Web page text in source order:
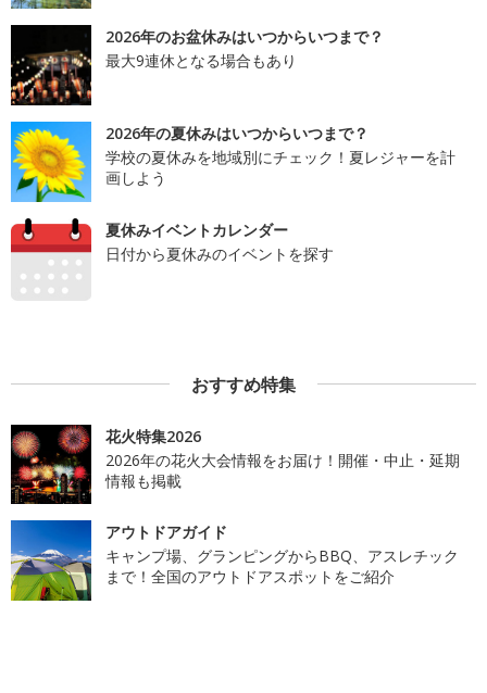
2026年のお盆休みはいつからいつまで？
最大9連休となる場合もあり
2026年の夏休みはいつからいつまで？
学校の夏休みを地域別にチェック！夏レジャーを計
画しよう
夏休みイベントカレンダー
日付から夏休みのイベントを探す
おすすめ特集
花火特集2026
2026年の花火大会情報をお届け！開催・中止・延期
情報も掲載
アウトドアガイド
キャンプ場、グランピングからBBQ、アスレチック
まで！全国のアウトドアスポットをご紹介